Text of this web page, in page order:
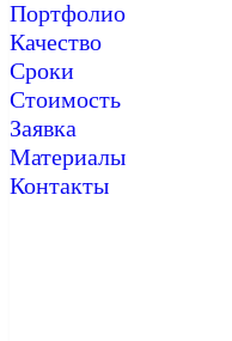
Портфолио
Качество
Сроки
Стоимость
Заявка
Материалы
Контакты